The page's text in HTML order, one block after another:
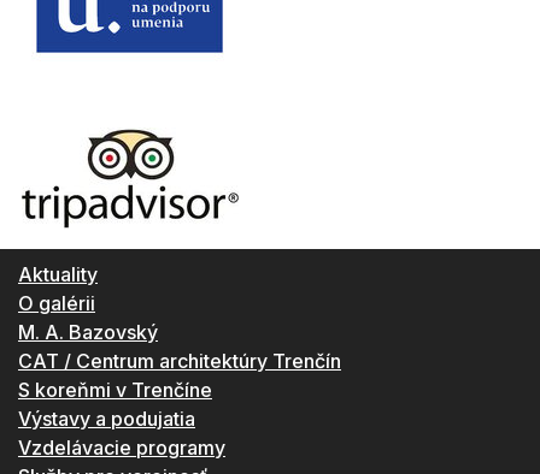
Aktuality
O galérii
M. A. Bazovský
CAT / Centrum architektúry Trenčín
S koreňmi v Trenčíne
Výstavy a podujatia
Vzdelávacie programy